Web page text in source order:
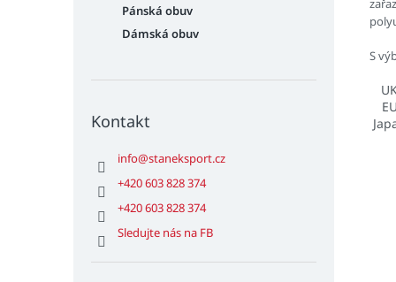
Pánská obuv
Dámská obuv
Kontakt
info@staneksport.cz
+420 603 828 374
+420 603 828 374
Sledujte nás na FB
S